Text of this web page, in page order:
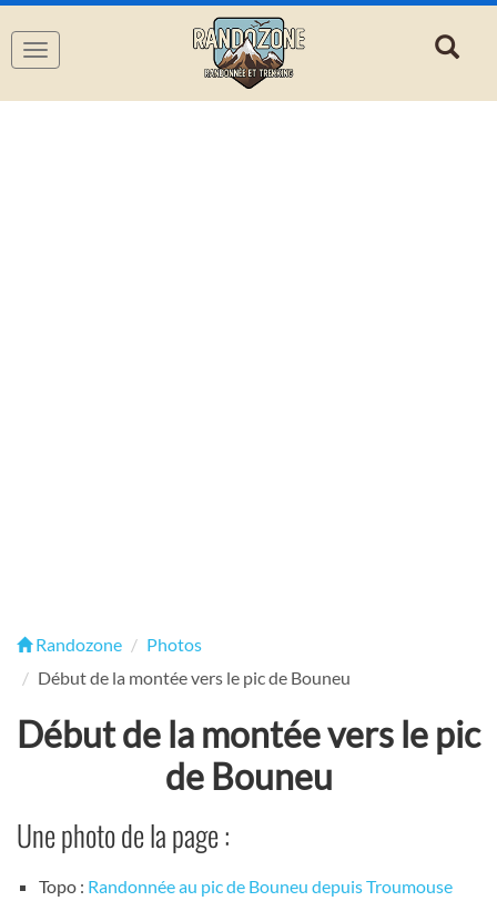
Navigation
Randozone
Photos
Début de la montée vers le pic de Bouneu
Début de la montée vers le pic
de Bouneu
Une photo de la page :
Topo : Randonnée au pic de Bouneu depuis Troumouse